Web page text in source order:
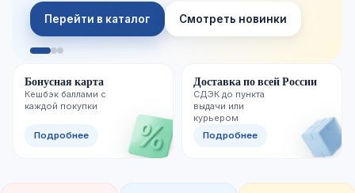
Перейти в каталог Смотреть новинки
Бонусная карта
Кешбэк баллами с
каждой покупки
Подробнее
Доставка по всей России
СДЭК до пункта
выдачи или
курьером
Подробнее